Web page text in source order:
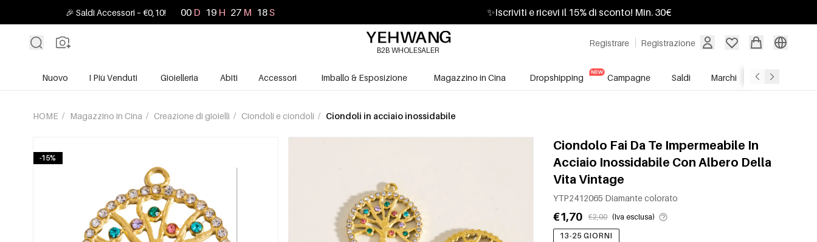
🎉 Saldi Accessori – €0,10! 00 D 19 H 27 M 16S ✨Iscriviti e ricevi il 15% di sconto! Min. 30€
Registrare Registrazione
B2B WHOLESALER
Nuovo I Più Venduti Gioielleria Abiti Accessori Imballo & Esposizione Magazzino in Cina Dropshipping Campagne Saldi Marchi Servizio
HOME / Magazzino in Cina / Creazione di gioielli / Ciondoli e ciondoli / Ciondoli in acciaio inossidabile
-15%
Ciondolo Fai Da Te Impermeabile In
Acciaio Inossidabile Con Albero Della
Vita Vintage
YTP2412065 Diamante colorato
€1,70 €2,00 (Iva esclusa)
13-25 GIORNI